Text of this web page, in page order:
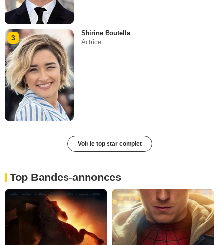
3
Shirine Boutella
Actrice
Voir le top star complet
Top Bandes-annonces